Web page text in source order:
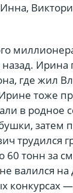
Ирина
где жил
тоже
в
затем
трудился
60 тонн за
валился на
конкурсах